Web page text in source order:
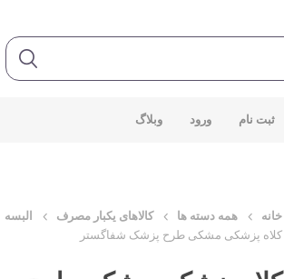
ثبت نام ورود وبلاگ
خانه همه دسته ها کالاهای یکبار مصرف
البسه
کلاه پزشکی مشکی طرح پزشک شفاگستر